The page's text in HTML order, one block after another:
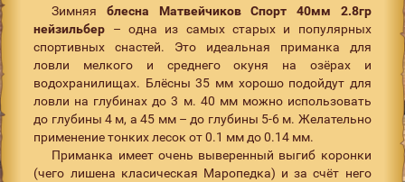
Зимняяблесна Матвейчиков Спорт 40мм 2.8гр
нейзильбер – одна из самых старых и популярных
спортивных снастей. Это идеальная приманка для
ловли мелкого и среднего окуня на озёрах и
водохранилищах. Блёсны 35 мм хорошо подойдут для
ловли на глубинах до 3 м. 40 мм можно использовать
до глубины 4 м, а 45 мм – до глубины 5-6 м. Желательно
применение тонких лесок от 0.1 мм до 0.14 мм.
Приманка имеет очень выверенный выгиб коронки
(чего лишена класическая Маропедка) и за счёт него